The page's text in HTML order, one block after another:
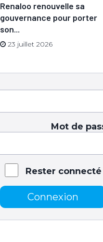
Renaloo renouvelle sa
gouvernance pour porter
son...
23 juillet 2026
Mot de
Rester connecté
Connexion